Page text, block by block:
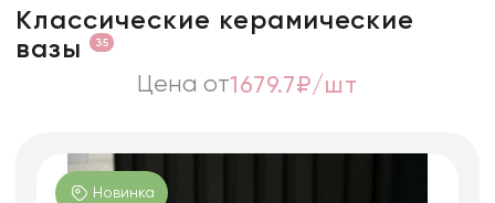
Пленка
Декор для дома
Пакеты для цветов и подарков
Классические керамические
вазы 35
Цена от1679.7₽/шт
Новинка